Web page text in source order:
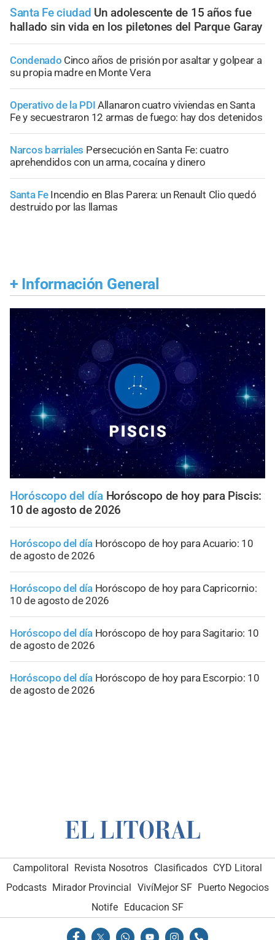
Santa Fe ciudad Un adolescente de 15 años fue
hallado sin vida en los piletones del Parque Garay
Condenado Cinco años de prisión por asaltar y golpear a
su propia madre en Monte Vera
Operativo de la PDI Allanaron cuatro viviendas en Santa
Fe y secuestraron 12 armas de fuego: hay dos detenidos
Narcos barriales Persecución en Santa Fe: cuatro
aprehendidos con un arma, cocaína y dinero
Santa Fe Incendio en Blas Parera: un Renault Clio quedó
destruido por las llamas
+ Información General
Horóscopo del día Horóscopo de hoy para Piscis:
10 de agosto de 2026
Horóscopo del día Horóscopo de hoy para Acuario: 10
de agosto de 2026
Horóscopo del día Horóscopo de hoy para Capricornio:
10 de agosto de 2026
Horóscopo del día Horóscopo de hoy para Sagitario: 10
de agosto de 2026
Horóscopo del día Horóscopo de hoy para Escorpio: 10
de agosto de 2026
Campolitoral Revista Nosotros Clasificados CYD Litoral
Podcasts Mirador Provincial VivíMejor SF Puerto Negocios
Notife
Educacion SF